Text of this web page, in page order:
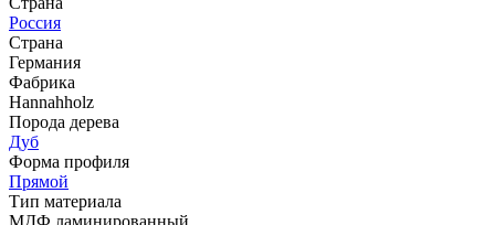
Россия
Страна
Германия
Фабрика
Hannahholz
Порода дерева
Дуб
Форма профиля
Прямой
Тип материала
МДФ ламинированный